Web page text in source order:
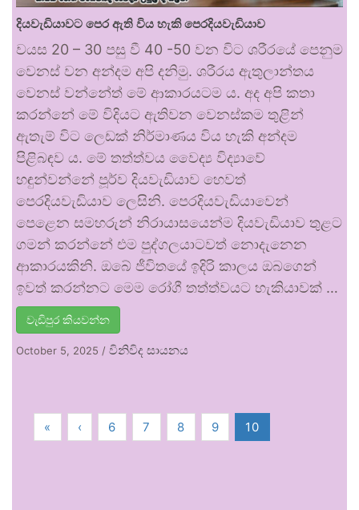
දියවැඩියාවට පෙර ඇති විය හැකි පෙරදියවැඩියාව
වයස 20 – 30 පසු වී 40 -50 වන විට ශරීරයේ පෙනුම
වෙනස් වන අන්දම අපි දනිමු. ශරීරය ඇතුලාන්තය
වෙනස් වන්නේත් මේ ආකාරයටම ය. අද අපි කතා
කරන්නේ මේ විදියට ඇතිවන වෙනස්කම තුළින්
ඇතැම් විට ලෙඩක් නිර්මාණය විය හැකි අන්දම
පිළිබඳව ය. මේ තත්ත්වය වෛද්‍ය විද්‍යාවේ
හඳුන්වන්නේ පූර්ව දියවැඩියාව හෙවත්
පෙරදියවැඩියාව ලෙසිනි. පෙරදියවැඩියාවෙන්
පෙළෙන සමහරුන් නිරායාසයෙන්ම දියවැඩියාව තුළට
ගමන් කරන්නේ එම පුද්ගලයාටවත් නොදැනෙන
ආකාරයකිනි. ඔබේ ජීවිතයේ ඉදිරි කාලය ඔබගෙන්
ඉවත් කරන්නට මෙම රෝගී තත්ත්වයට හැකියාවක් …
වැඩිපුර කියවන්න
October 5, 2025 / විනිවිද සායනය
« ‹ 6 7 8 9 10